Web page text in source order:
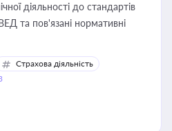
діяльності до стандартів
та пов'язані нормативні
Страхова діяльність